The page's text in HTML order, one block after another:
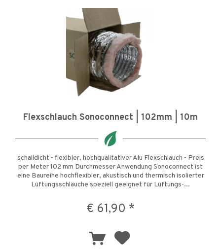
Flexschlauch Sonoconnect | 102mm | 10m
schalldicht - flexibler, hochqualitativer Alu Flexschlauch - Preis
per Meter 102 mm Durchmesser Anwendung Sonoconnect ist
eine Baureihe hochflexibler, akustisch und thermisch isolierter
Lüftungsschläuche speziell geeignet für Lüftungs-...
€ 61,90 *